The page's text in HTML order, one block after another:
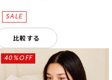
比較する
40%OFF